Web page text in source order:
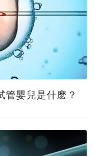
管嬰兒是什麽？